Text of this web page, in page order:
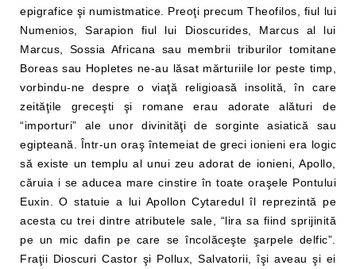
epigrafice şi numistmatice. Preoţi precum Theofilos, fiul lui
Numenios, Sarapion fiul lui Dioscurides, Marcus al lui
Marcus, Sossia Africana sau membrii triburilor tomitane
Boreas sau Hopletes ne-au lăsat mărturiile lor peste timp,
vorbindu-ne despre o viaţă religioasă insolită, în care
zeităţile greceşti şi romane erau adorate alături de
“importuri” ale unor divinităţi de sorginte asiatică sau
egipteană. Într-un oraş întemeiat de greci ionieni era logic
să existe un templu al unui zeu adorat de ionieni, Apollo,
căruia i se aducea mare cinstire în toate oraşele Pontului
Euxin. O statuie a lui Apollon Cytaredul îl reprezintă pe
acesta cu trei dintre atributele sale, “lira sa fiind sprijinită
pe un mic dafin pe care se încolăceşte şarpele delfic”.
Fraţii Dioscuri Castor şi Pollux, Salvatorii, îşi aveau şi ei